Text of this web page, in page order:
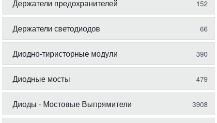
Держатели предохранителей 152
Держатели светодиодов 66
Диодно-тиристорные модули 390
Диодные мосты 479
Диоды - Мостовые Выпрямители 3908